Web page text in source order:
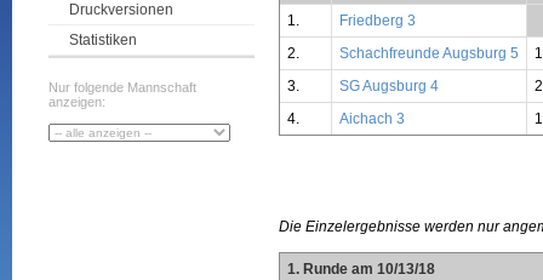
Druckversionen
Statistiken
Nur folgende Mannschaft
anzeigen:
1.
Friedberg 3
2.
Schachfreunde Augsburg 5
3.
SG Augsburg 4
2
4.
Aichach 3
Die Einzelergebnisse werden nur
1. Runde am 10/13/18